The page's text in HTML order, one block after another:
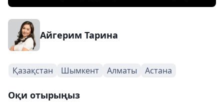
Айгерим Тарина
Қазақстан Шымкент Алматы Астана
Оқи отырыңыз